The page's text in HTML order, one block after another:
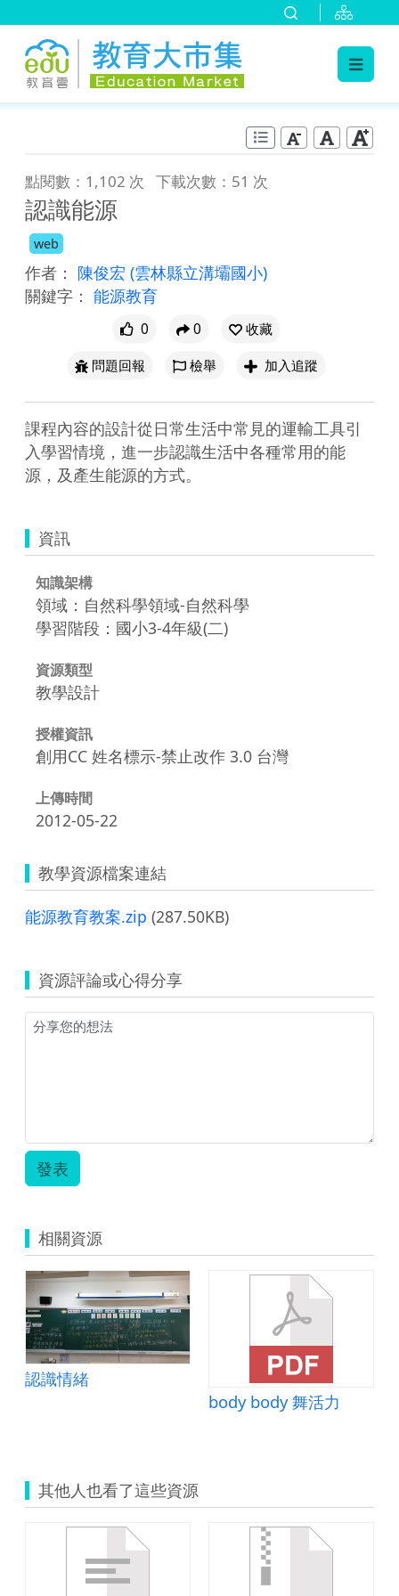
點閱數：1,102 次 下載次數：51 次
認識能源
web
作者： 陳俊宏 (雲林縣立溝壩國小)
關鍵字： 能源教育
0 0
收藏
問題回報
檢舉 加入追蹤
課程內容的設計從日常生活中常見的運輸工具引
入學習情境，進一步認識生活中各種常用的能
源，及產生能源的方式。
資訊
知識架構
領域：自然科學領域-自然科學
學習階段：國小3-4年級(二)
資源類型
教學設計
授權資訊
創用CC 姓名標示-禁止改作 3.0 台灣
上傳時間
2012-05-22
教學資源檔案連結
能源教育教案.zip (287.50KB)
資源評論或心得分享
發表
相關資源
認識情緒
body body 舞活力
其他人也看了這些資源